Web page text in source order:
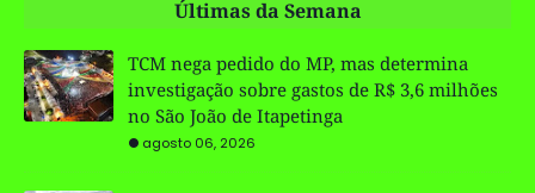
Últimas da Semana
TCM nega pedido do MP, mas determina
investigação sobre gastos de R$ 3,6 milhões
no São João de Itapetinga
agosto 06, 2026